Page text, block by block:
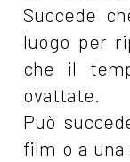
Succede
luogo per
che il
ovattate.
Può
film o a